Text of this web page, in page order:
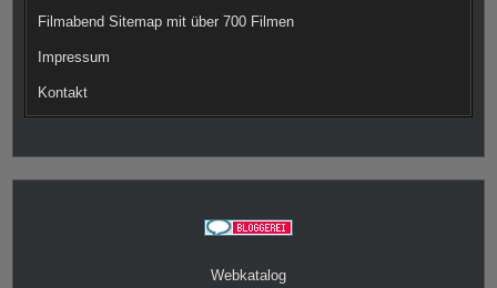
Filmabend Sitemap mit über 700 Filmen
Impressum
Kontakt
Webkatalog